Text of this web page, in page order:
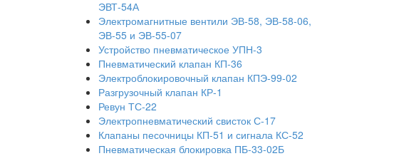
ЭВТ-54А
Электромагнитные вентили ЭВ-58, ЭВ-58-06,
ЭВ-55 и ЭВ-55-07
Устройство пневматическое УПН-3
Пневматический клапан КП-36
Электроблокировочный клапан КПЭ-99-02
Разгрузочный клапан КР-1
Ревун ТС-22
Электропневматический свисток С-17
Клапаны песочницы КП-51 и сигнала КС-52
Пневматическая блокировка ПБ-33-02Б